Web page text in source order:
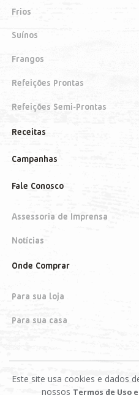
Frios
Suínos
Frangos
Refeições Prontas
Refeições Semi-Prontas
Receitas
Campanhas
Fale Conosco
Assessoria de Imprensa
Notícias
Onde Comprar
Para sua loja
Para sua casa
Este site usa cookies e dados
nossos Termos de Uso